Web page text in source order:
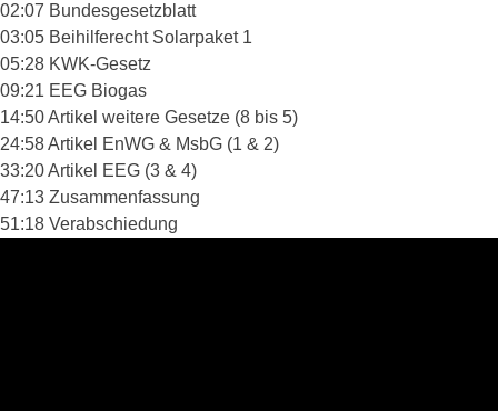
02:07 Bundesgesetzblatt
03:05 Beihilferecht Solarpaket 1
05:28 KWK-Gesetz
09:21 EEG Biogas
14:50 Artikel weitere Gesetze (8 bis 5)
24:58 Artikel EnWG & MsbG (1 & 2)
33:20 Artikel EEG (3 & 4)
47:13 Zusammenfassung
51:18 Verabschiedung